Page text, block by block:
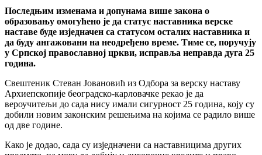
Последњим изменама и допунама више закона о
образовању омогућено је да статус наставника верске
наставе буде изједначен са статусом осталих наставника и
да буду ангажовани на неодређено време. Тиме се, поручују
у Српској православној цркви, исправља неправда дуга 25
година.
Свештеник Стеван Јовановић из Одбора за верску наставу
Архиепскопије београдско-карловачке рекао је да
вероучитељи до сада нису имали сигурност 25 година, коју су
добили новим законским решењима на којима се радило више
од две године.
Како је додао, сада су изједначени са наставницима других